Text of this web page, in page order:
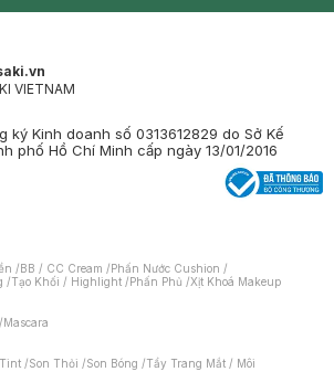
VIETNAM
ký Kinh doanh số 0313612829 do Sở Kế
phố Hồ Chí Minh cấp ngày 13/01/2016
/BB / CC Cream /Phấn Nước Cushion /
/Tạo Khối / Highlight /Phấn Phủ /Xịt Khoá Makeup
/Mascara
/Son Thỏi /Son Bóng /Tẩy Trang Mắt / Môi